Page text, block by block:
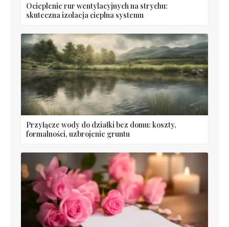
Ocieplenie rur wentylacyjnych na strychu:
skuteczna izolacja cieplna systemu
Przyłącze wody do działki bez domu: koszty,
formalności, uzbrojenie gruntu